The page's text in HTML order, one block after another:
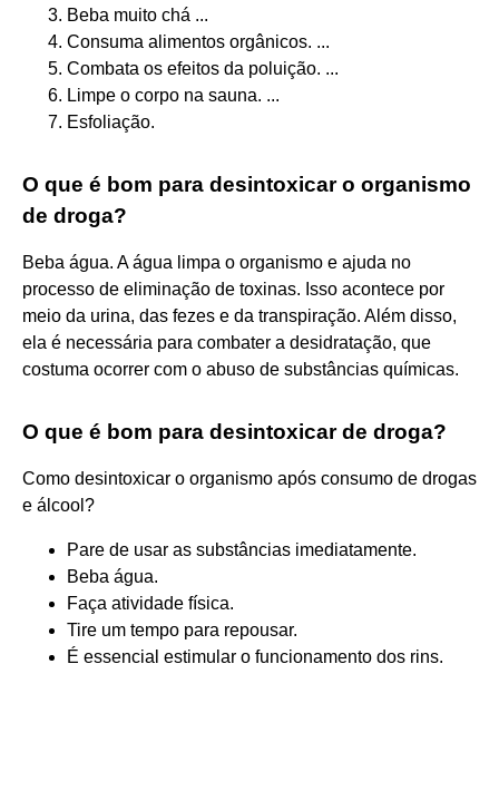
Beba muito chá ...
Consuma alimentos orgânicos. ...
Combata os efeitos da poluição. ...
Limpe o corpo na sauna. ...
Esfoliação.
O que é bom para desintoxicar o organismo
de droga?
Beba água. A água limpa o organismo e ajuda no
processo de eliminação de toxinas. Isso acontece por
meio da urina, das fezes e da transpiração. Além disso,
ela é necessária para combater a desidratação, que
costuma ocorrer com o abuso de substâncias químicas.
O que é bom para desintoxicar de droga?
Como desintoxicar o organismo após consumo de drogas
e álcool?
Pare de usar as substâncias imediatamente.
Beba água.
Faça atividade física.
Tire um tempo para repousar.
É essencial estimular o funcionamento dos rins.